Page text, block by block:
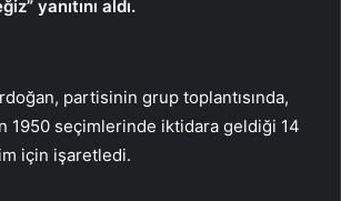
yanıtını aldı.
partisinin grup toplantısında,
1950 seçimlerinde iktidara geldiği 14
için işaretledi.